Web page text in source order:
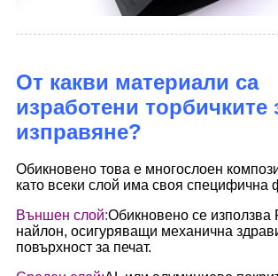
От какви материали са
изработени торбичките
изправяне?
Обикновено това е многослоен
като всеки слой има своя специфична
Външен слой:Обикновено се използва
найлон, осигуряващи механична
повърхност за печат.